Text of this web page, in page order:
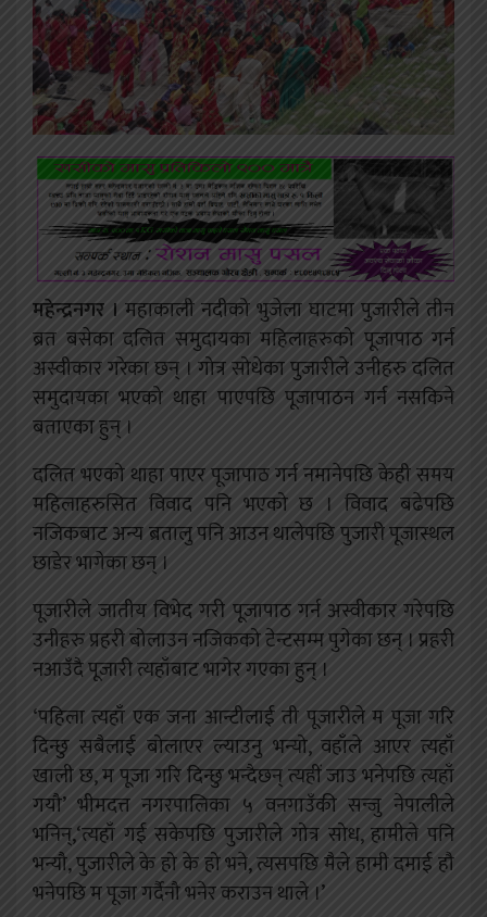
महेन्द्रनगर । महाकाली नदीको भुजेला घाटमा पुजारीले तीन
ब्रत बसेका दलित समुदायका महिलाहरुको पूजापाठ गर्न
अस्वीकार गरेका छन् । गोत्र सोधेका पुजारीले उनीहरु दलित
समुदायका भएको थाहा पाएपछि पूजापाठन गर्न नसकिने
बताएका हुन् ।
दलित भएको थाहा पाएर पूजापाठ गर्न नमानेपछि केही समय
महिलाहरुसित विवाद पनि भएको छ । विवाद बढेपछि
नजिकबाट अन्य ब्रतालु पनि आउन थालेपछि पुजारी पूजास्थल
छाडेर भागेका छन् ।
पूजारीले जातीय विभेद गरी पूजापाठ गर्न अस्वीकार गरेपछि
उनीहरु प्रहरी बोलाउन नजिकको टेन्टसम्म पुगेका छन् । प्रहरी
नआउँदै पूजारी त्यहाँबाट भागेर गएका हुन् ।
‘पहिला त्यहाँ एक जना आन्टीलाई ती पूजारीले म पूजा गरि
दिन्छु सबैलाई बोलाएर ल्याउनु भन्यो, वहाँले आएर त्यहाँ
खाली छ, म पूजा गरि दिन्छु भन्दैछन् त्यहीं जाउ भनेपछि त्यहाँ
गयौ’ भीमदत्त नगरपालिका ५ वनगाउँकी सन्जु नेपालीले
भनिन्,‘त्यहाँ गई सकेपछि पुजारीले गोत्र सोध, हामीले पनि
भन्यौ, पुजारीले के हो के हो भने, त्यसपछि मैले हामी दमाई हौ
भनेपछि म पूजा गर्दैनौ भनेर कराउन थाले ।’